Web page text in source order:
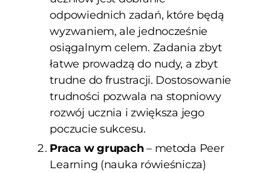
odpowiednich zadań, które będą
wyzwaniem, ale jednocześnie
osiągalnym celem. Zadania zbyt
łatwe prowadzą do nudy, a zbyt
trudne do frustracji. Dostosowanie
trudności pozwala na stopniowy
rozwój ucznia i zwiększa jego
poczucie sukcesu.
Praca w grupach– metoda Peer
Learning (nauka rówieśnicza)